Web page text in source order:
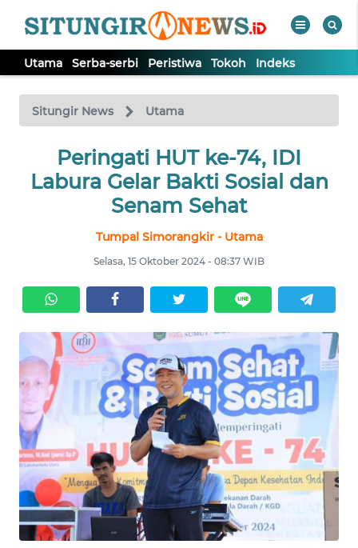
Utama Serba-serbi Peristiwa Tokoh Indeks
Situngir News Utama
Peringati HUT ke-74, IDI
Labura Gelar Bakti Sosial dan
Senam Sehat
Tumpal Simorangkir - Utama
Selasa, 15 Oktober 2024 - 08:37 WIB
TV
Tutup
UTAMA
TOKOH
Informasi
INDEKS
BERITA
KONTAK
KAMI
INFO
IKLAN